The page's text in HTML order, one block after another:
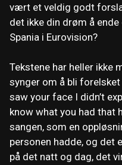
vært et veldig godt
det ikke din drøm å
Spania i Eurovision?
Tekstene har heller ikke
synger om å bli forelsket
saw your face I didn’t
know what you had that
sangen, som en
personen hadde, og det
på det natt og dag, det